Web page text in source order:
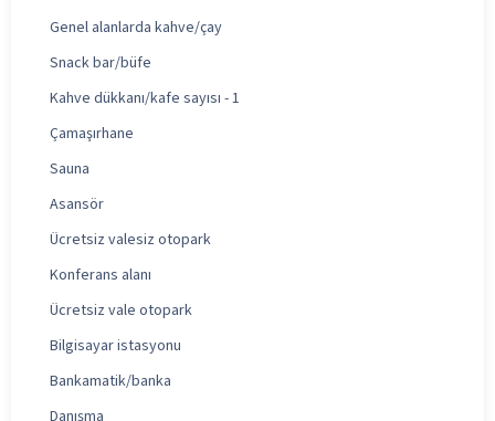
Genel alanlarda kahve/çay
Snack bar/büfe
Kahve dükkanı/kafe sayısı - 1
Çamaşırhane
Sauna
Asansör
Ücretsiz valesiz otopark
Konferans alanı
Ücretsiz vale otopark
Bilgisayar istasyonu
Bankamatik/banka
Danışma